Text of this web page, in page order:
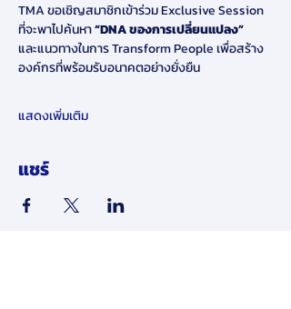
TMA ขอเชิญสมาชิกเข้าร่วม Exclusive Session
ที่จะพาไปค้นหา “DNA ของการเปลี่ยนแปลง”
และแนวทางในการ Transform People เพื่อสร้าง
องค์กรที่พร้อมรับอนาคตอย่างยั่งยืน
แสดงเพิ่มเติม
แชร์